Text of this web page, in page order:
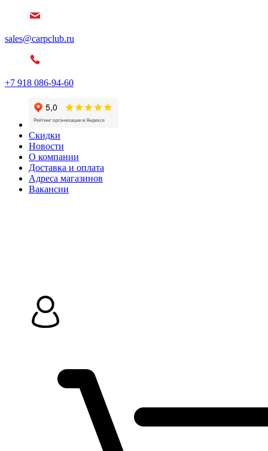
sales@carpclub.ru
+7 918 086-94-60
Скидки
Новости
О компании
Доставка и оплата
Адреса магазинов
Вакансии